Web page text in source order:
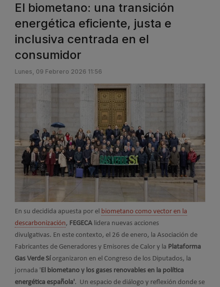
El biometano: una transición
energética eficiente, justa e
inclusiva centrada en el
consumidor
Lunes, 09 Febrero 2026 11:56
En su decidida apuesta por el biometano como vector en la
descarbonización, FEGECA lidera nuevas acciones
divulgativas. En este contexto, el 26 de enero, la Asociación de
Fabricantes de Generadores y Emisores de Calor y la Plataforma
Gas Verde Sí organizaron en el Congreso de los Diputados, la
jornada ' El biometano y los gases renovables en la política
energética española'. Un espacio de diálogo y reflexión donde se